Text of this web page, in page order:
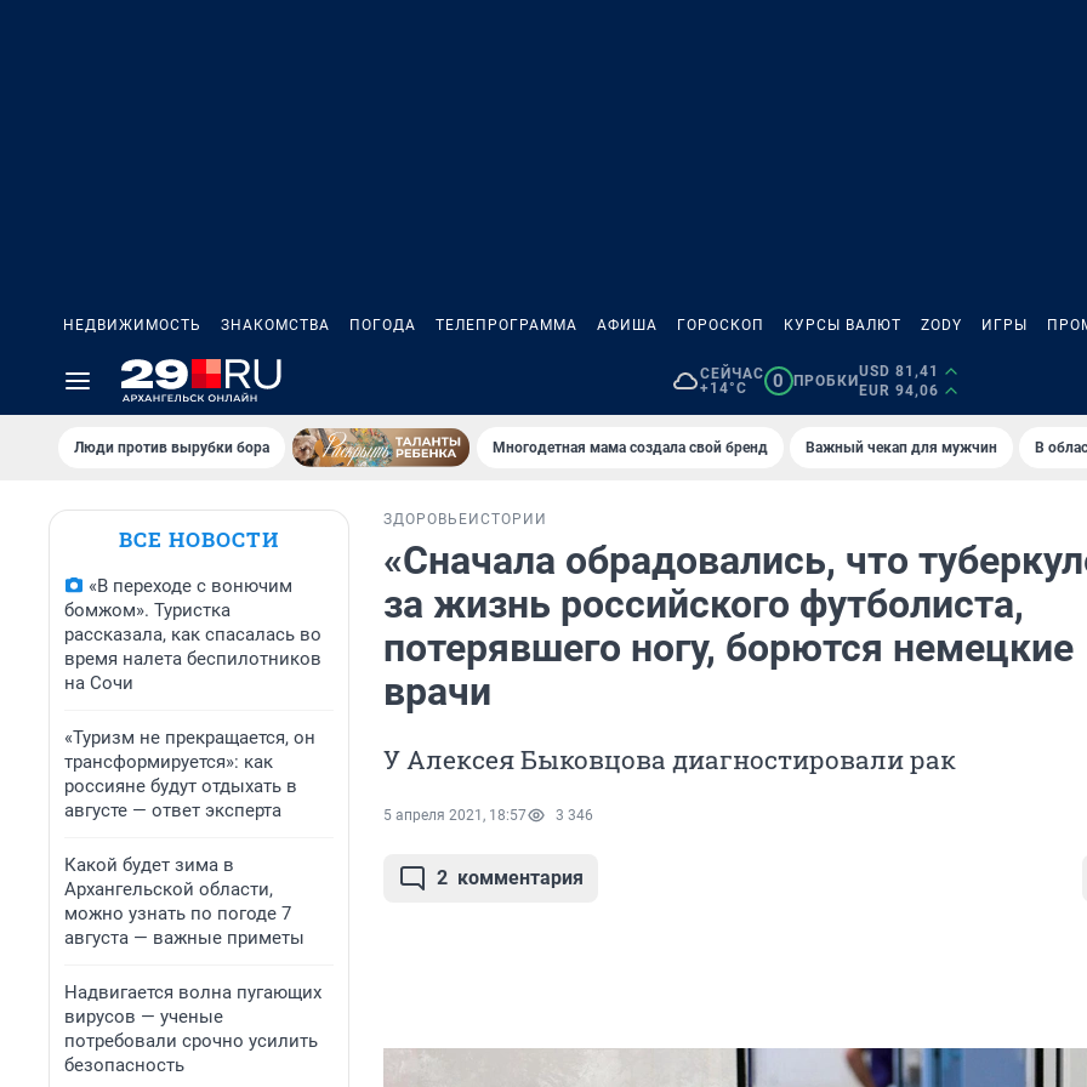
НЕДВИЖИМОСТЬ ЗНАКОМСТВА ПОГОДА ТЕЛЕПРОГРАММА АФИША ГОРОСКОП КУРСЫ ВАЛЮТ ZODY ИГРЫ
СЕЙЧАС
+14°C
0 ПРОБКИ
USD 81,41
EUR 94,06
Люди против вырубки бора Многодетная мама создала свой бренд Важный чекап для мужчин В
ВСЕ НОВОСТИ
«В переходе с вонючим
бомжом». Туристка
рассказала, как спасалась во
время налета беспилотников
на Сочи
«Туризм не прекращается, он
трансформируется»: как
россияне будут отдыхать в
августе — ответ эксперта
Какой будет зима в
Архангельской области,
можно узнать по погоде 7
августа — важные приметы
Надвигается волна пугающих
вирусов — ученые
потребовали срочно усилить
безопасность
ЗДОРОВЬЕ ИСТОРИИ
«Сначала обрадовались, что
за жизнь российского футболиста,
потерявшего ногу, борются немецкие
врачи
У Алексея Быковцова диагностировали рак
5 апреля 2021, 18:57 3 346
2 комментария